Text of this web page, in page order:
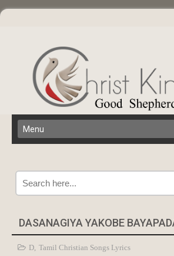
D, Tamil Christian Songs Lyrics